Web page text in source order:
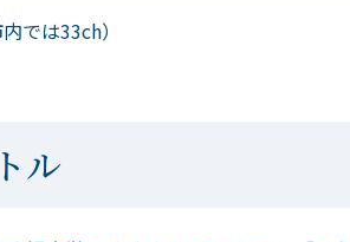
では33ch）
ル